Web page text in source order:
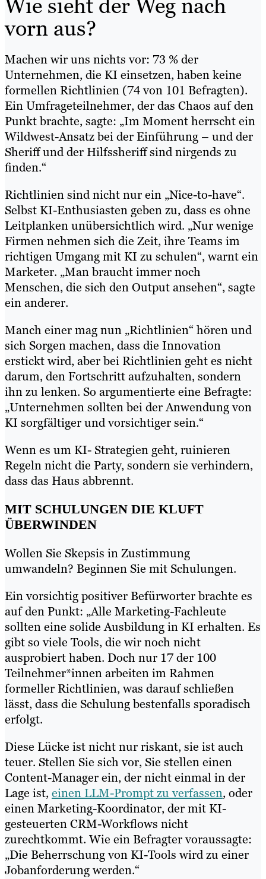
Wie sieht der Weg nach
vorn aus?
Machen wir uns nichts vor: 73 % der
Unternehmen, die KI einsetzen, haben keine
formellen Richtlinien (74 von 101 Befragten).
Ein Umfrageteilnehmer, der das Chaos auf den
Punkt brachte, sagte: „Im Moment herrscht ein
Wildwest-Ansatz bei der Einführung – und der
Sheriff und der Hilfssheriff sind nirgends zu
finden.“
Richtlinien sind nicht nur ein „Nice-to-have“.
Selbst KI-Enthusiasten geben zu, dass es ohne
Leitplanken unübersichtlich wird. „Nur wenige
Firmen nehmen sich die Zeit, ihre Teams im
richtigen Umgang mit KI zu schulen“, warnt ein
Marketer. „Man braucht immer noch
Menschen, die sich den Output ansehen“, sagte
ein anderer.
Manch einer mag nun „Richtlinien“ hören und
sich Sorgen machen, dass die Innovation
erstickt wird, aber bei Richtlinien geht es nicht
darum, den Fortschritt aufzuhalten, sondern
ihn zu lenken. So argumentierte eine Befragte:
„Unternehmen sollten bei der Anwendung von
KI sorgfältiger und vorsichtiger sein.“
Wenn es um KI- Strategien geht, ruinieren
Regeln nicht die Party, sondern sie verhindern,
dass das Haus abbrennt.
MIT SCHULUNGEN DIE KLUFT
ÜBERWINDEN
Wollen Sie Skepsis in Zustimmung
umwandeln? Beginnen Sie mit Schulungen.
Ein vorsichtig positiver Befürworter brachte es
auf den Punkt: „Alle Marketing-Fachleute
sollten eine solide Ausbildung in KI erhalten. Es
gibt so viele Tools, die wir noch nicht
ausprobiert haben. Doch nur 17 der 100
Teilnehmer*innen arbeiten im Rahmen
formeller Richtlinien, was darauf schließen
lässt, dass die Schulung bestenfalls sporadisch
erfolgt.
Diese Lücke ist nicht nur riskant, sie ist auch
teuer. Stellen Sie sich vor, Sie stellen einen
Content-Manager ein, der nicht einmal in der
Lage ist,einen LLM-Prompt zu verfassen, oder
einen Marketing-Koordinator, der mit KI-
gesteuerten CRM-Workflows nicht
zurechtkommt. Wie ein Befragter voraussagte:
„Die Beherrschung von KI-Tools wird zu einer
Jobanforderung werden.“